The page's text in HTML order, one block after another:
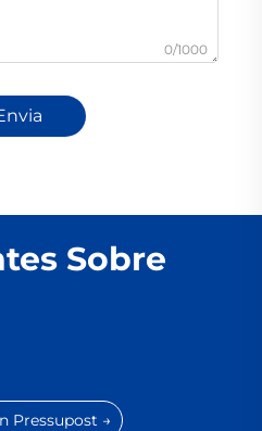
0/1000
Sobre
Pressupost →